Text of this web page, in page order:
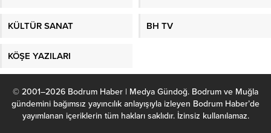
KÜLTÜR SANAT BH TV
KÖŞE YAZILARI
© 2001–2026 Bodrum Haber | Medya Gündoğ. Bodrum ve Muğla
gündemini bağımsız yayıncılık anlayışıyla izleyen Bodrum Haber’de
yayımlanan içeriklerin tüm hakları saklıdır. İzinsiz kullanılamaz.